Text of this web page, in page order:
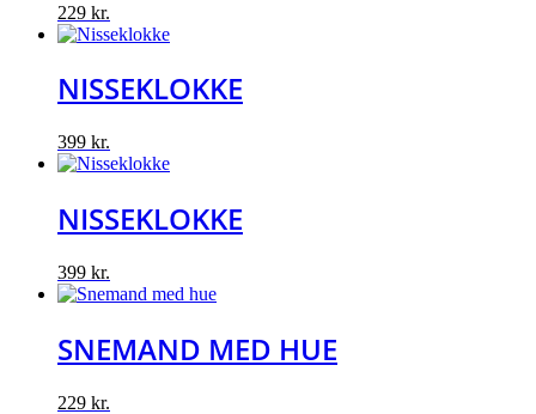
229 kr.
NISSEKLOKKE
399 kr.
NISSEKLOKKE
399 kr.
SNEMAND MED HUE
229 kr.